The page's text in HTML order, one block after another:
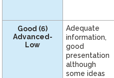
Good (6)
Advanced-
Low
Adequate
information,
good
presentation
although
some ideas